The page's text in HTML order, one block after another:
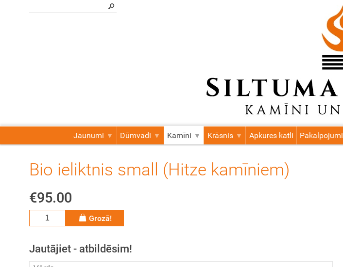
Jaunumi Dūmvadi Kamīni Krāsnis Apkures katli Pakalpojumi
Bio ieliktnis small (Hitze kamīniem)
€95.00
Grozā!
Jautājiet - atbildēsim!